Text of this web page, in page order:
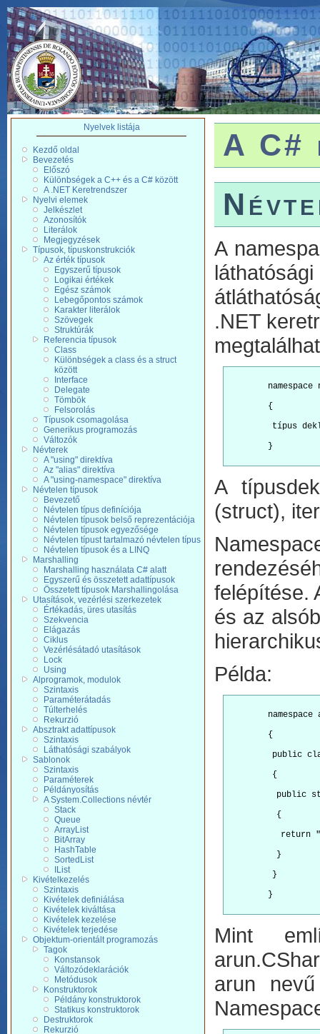
Nyelvek listája
Kezdő oldal
Bevezetés
Előszó
Különbségek a C++ és a C# között
A .NET Keretrendszer
Nyelvi elemek
Jelkészlet
Azonosítók
Literálok
Megjegyzések
Típusok, típuskonstrukciók
Az érték típusok
Egyszerű típusok
Logikai értékek
Egész számok
Lebegőpontos számok
Karakter literálok
Szövegek
Struktúrák
Referencia típusok
Class
Különbségek a class és a struct
között
Interface
Delegate
Tömbök
Felsorolás
Típusok csomagolása
Generikus programozás
Változók
Névterek
A "using" direktíva
Az "alias" direktíva
A "using-namespace" direktíva
Névtelen típusok
Bevezető
Névtelen típus definíciója
Névtelen típusok belső reprezentációja
Névtelen típusok egyezősége
Névtelen típust tartalmazó névtelen típus
Névtelen típusok és a LINQ
Marshalling
Marshalling használata C# alatt
Egyszerű és összetett adattípusok
Összetett típusok Marshallingolása
Utasítások, vezérlési szerkezetek
Értékadás, üres utasítás
Szekvencia
Elágazás
Ciklus
Vezérlésátadó utasítások
Lock
Using
Alprogramok, modulok
Szintaxis
Paraméterátadás
Túlterhelés
Rekurzió
Absztrakt adattípusok
Szintaxis
Láthatósági szabályok
Sablonok
Szintaxis
Paraméterek
Példányosítás
A System.Collections névtér
Stack
Queue
ArrayList
BitArray
HashTable
SortedList
IList
Kivételkezelés
Szintaxis
Kivételek definiálása
Kivételek kiváltása
Kivételek kezelése
Kivételek terjedése
Objektum-orientált programozás
Tagok
Konstansok
Változódeklarációk
Metódusok
Konstruktorok
Példány konstruktorok
Statikus konstruktorok
Destruktorok
Rekurzió
A C#
A
.NET
namespace
        {
típus
        }
A
(struct),
felépítése.
és az
Példa:
namespace
        {
public
         {
public
          {
return
          }
         }
        }
Mint
arun